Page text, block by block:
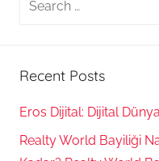
Recent Posts
Eros Dijital: Dijital
Realty World Bayiliği